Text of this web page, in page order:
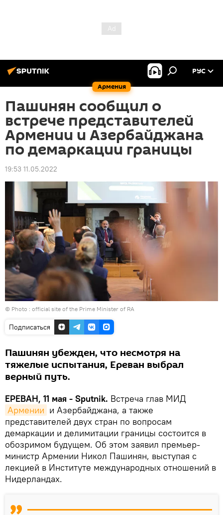
Армения
РУС
Пашинян сообщил о
встрече представителей
Армении и Азербайджана
по демаркации границы
19:53 11.05.2022
© Photo : official site of the Prime Minister of RA
Подписаться
Пашинян убежден, что несмотря на
тяжелые испытания, Ереван выбрал
верный путь.
ЕРЕВАН, 11 мая - Sputnik. Встреча глав МИД
Армении и Азербайджана, а также
представителей двух стран по вопросам
демаркации и делимитации границы состоится в
обозримом будущем. Об этом заявил премьер-
министр Армении Никол Пашинян, выступая с
лекцией в Институте международных отношений в
Нидерландах.